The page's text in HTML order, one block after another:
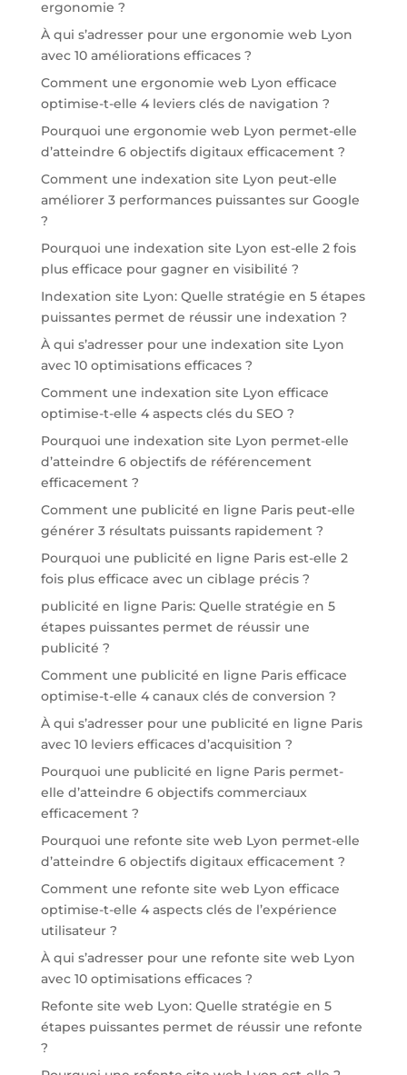
ergonomie ?
À qui s’adresser pour une ergonomie web Lyon
avec 10 améliorations efficaces ?
Comment une ergonomie web Lyon efficace
optimise-t-elle 4 leviers clés de navigation ?
Pourquoi une ergonomie web Lyon permet-elle
d’atteindre 6 objectifs digitaux efficacement ?
Comment une indexation site Lyon peut-elle
améliorer 3 performances puissantes sur Google
?
Pourquoi une indexation site Lyon est-elle 2 fois
plus efficace pour gagner en visibilité ?
Indexation site Lyon: Quelle stratégie en 5 étapes
puissantes permet de réussir une indexation ?
À qui s’adresser pour une indexation site Lyon
avec 10 optimisations efficaces ?
Comment une indexation site Lyon efficace
optimise-t-elle 4 aspects clés du SEO ?
Pourquoi une indexation site Lyon permet-elle
d’atteindre 6 objectifs de référencement
efficacement ?
Comment une publicité en ligne Paris peut-elle
générer 3 résultats puissants rapidement ?
Pourquoi une publicité en ligne Paris est-elle 2
fois plus efficace avec un ciblage précis ?
publicité en ligne Paris: Quelle stratégie en 5
étapes puissantes permet de réussir une
publicité ?
Comment une publicité en ligne Paris efficace
optimise-t-elle 4 canaux clés de conversion ?
À qui s’adresser pour une publicité en ligne Paris
avec 10 leviers efficaces d’acquisition ?
Pourquoi une publicité en ligne Paris permet-
elle d’atteindre 6 objectifs commerciaux
efficacement ?
Pourquoi une refonte site web Lyon permet-elle
d’atteindre 6 objectifs digitaux efficacement ?
Comment une refonte site web Lyon efficace
optimise-t-elle 4 aspects clés de l’expérience
utilisateur ?
À qui s’adresser pour une refonte site web Lyon
avec 10 optimisations efficaces ?
Refonte site web Lyon: Quelle stratégie en 5
étapes puissantes permet de réussir une refonte
?